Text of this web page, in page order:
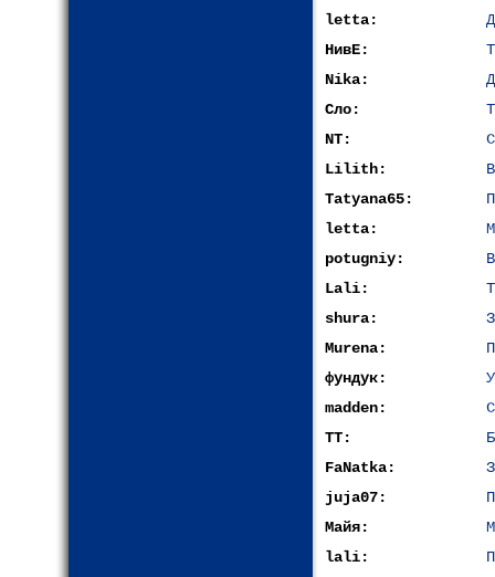
letta:
НивЕ:
Nika:
Сло:
NT:
Lilith:
Tatyana65:
letta:
potugniy:
Lali:
shura:
Murena:
фундук:
madden:
ТТ:
FaNatka:
juja07:
Майя:
lali: